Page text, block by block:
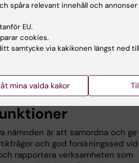
annat avge yttranden i
KI:s systematiska kvalitetsarbete
internationalisering,
finansiella intressekonflikter och
följa upp ärenden från nämnden
nämnden är att samordna och ge
och god forskningssed vid
rapportera verksamheten som
spåra relevant innehåll och
EU.
cookies.
samtycke via kakikonen längst ned
mina valda kakor